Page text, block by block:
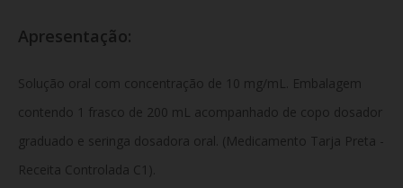
Apresentação:
Solução oral com concentração de 10 mg/mL. Embalagem
contendo 1 frasco de 200 mL acompanhado de copo dosador
graduado e seringa dosadora oral. (Medicamento Tarja Preta -
Receita Controlada C1).